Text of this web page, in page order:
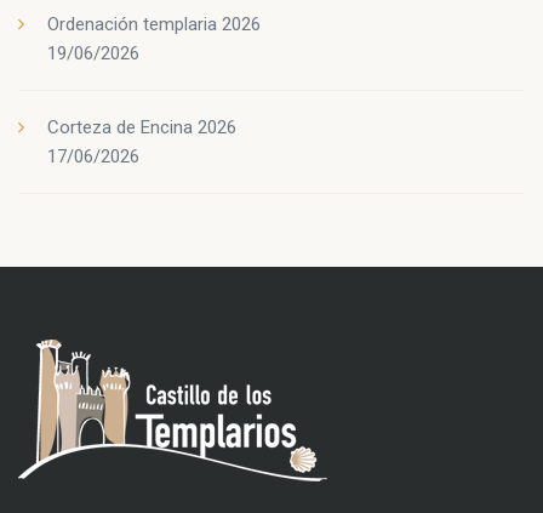
Ordenación templaria 2026
19/06/2026
Corteza de Encina 2026
17/06/2026